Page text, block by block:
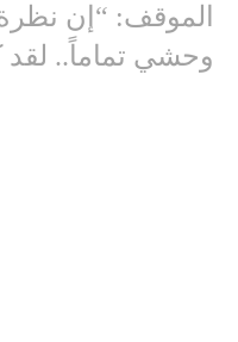
الموقف: “إن
وحشي تماماً.. لقد